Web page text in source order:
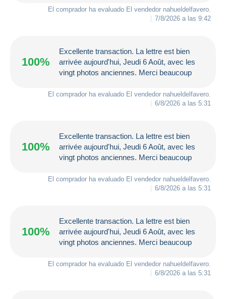
El comprador ha evaluado El vendedor nahueldelfavero.
7/8/2026 a las 9:42
100%
Excellente transaction. La lettre est bien
arrivée aujourd'hui, Jeudi 6 Août, avec les
vingt photos anciennes. Merci beaucoup
El comprador ha evaluado El vendedor nahueldelfavero.
6/8/2026 a las 5:31
100%
Excellente transaction. La lettre est bien
arrivée aujourd'hui, Jeudi 6 Août, avec les
vingt photos anciennes. Merci beaucoup
El comprador ha evaluado El vendedor nahueldelfavero.
6/8/2026 a las 5:31
100%
Excellente transaction. La lettre est bien
arrivée aujourd'hui, Jeudi 6 Août, avec les
vingt photos anciennes. Merci beaucoup
El comprador ha evaluado El vendedor nahueldelfavero.
6/8/2026 a las 5:31